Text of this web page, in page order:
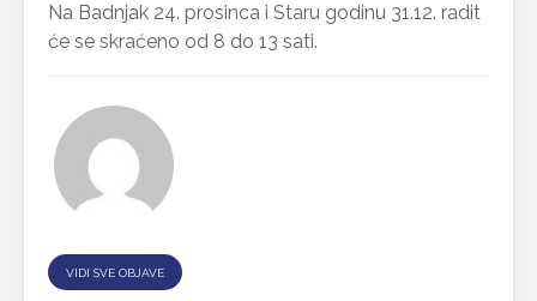
Na Badnjak 24. prosinca i Staru godinu 31.12. radit
će se skraćeno od 8 do 13 sati.
VIDI SVE OBJAVE